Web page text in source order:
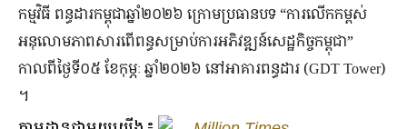
កម្មវិធី ពន្ធដារកម្ពុជាឆ្នាំ២០២៦ ក្រោមប្រធានបទ “ការលើកកម្ពស់
អនុលោមភាពសារពើពន្ធសម្រាប់ការអភិវឌ្ឍន៍សេដ្ឋកិច្ចកម្ពុជា”
កាលពីថ្ងៃទី០៥ ខែកុម្ភៈ ឆ្នាំ២០២៦ នៅអាគារពន្ធដារ (GDT Tower)
។